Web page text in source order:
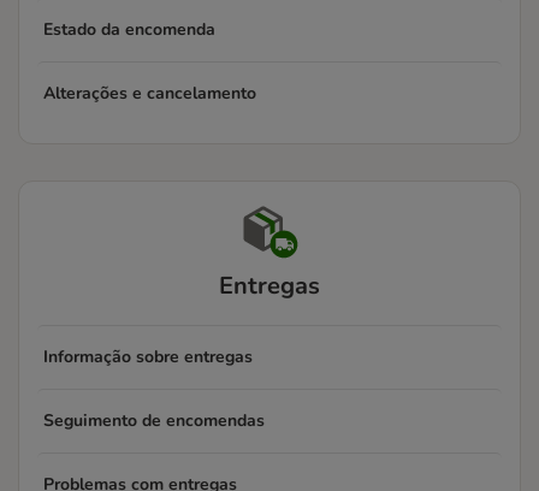
Estado da encomenda
Alterações e cancelamento
Entregas
Informação sobre entregas
Seguimento de encomendas
Problemas com entregas